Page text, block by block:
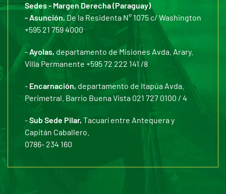
Sedes - Margen Derecha (Paraguay)
- Asunción,De la Residenta N° 1075 c/ Washington
+595 21 759 4000
-Ayolas, departamento de Misiones Avda. Arary.
Villa Permanente +595 72 222 141 /8
- Encarnación, departamento de Itapúa Avda.
Perimetral. Barrio Buena Vista 021 727 0100 / 4
-Sub Sede Pilar, Tacuarí entre Antequera y
Capitán Caballero.
0786- 234 160